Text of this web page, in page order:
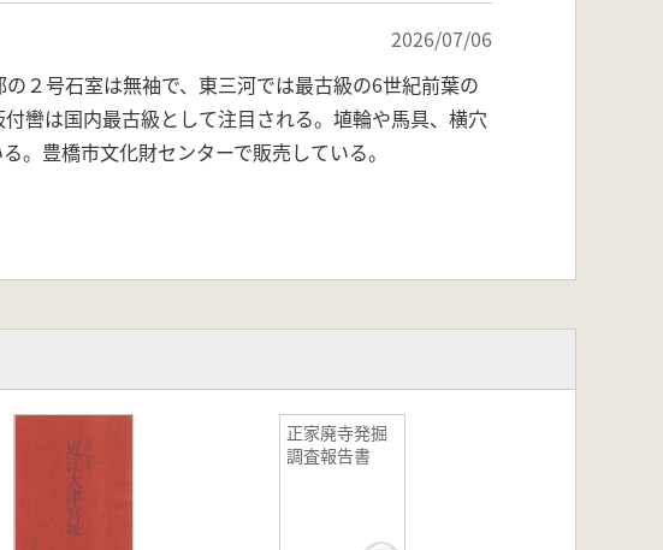
2026/07/06
２号石室は無袖で、東三河では最古級の6世紀前葉の
轡は国内最古級として注目される。埴輪や馬具、横穴
。豊橋市文化財センターで販売している。
正家廃寺発掘
調査報告書